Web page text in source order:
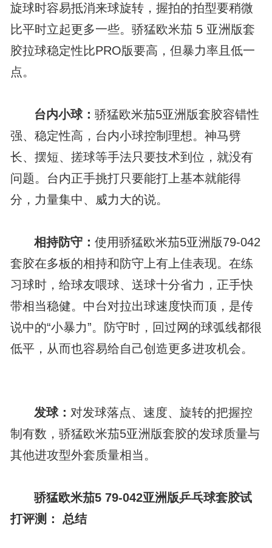
旋球时容易抵消来球旋转，握拍的拍型要稍微
比平时立起更多一些。骄猛欧米茄 5 亚洲版套
胶拉球稳定性比PRO版要高，但暴力率且低一
点。
台内小球：骄猛欧米茄5亚洲版套胶容错性
强、稳定性高，台内小球控制理想。神马劈
长、摆短、搓球等手法只要技术到位，就没有
问题。台内正手挑打只要能打上基本就能得
分，力量集中、威力大的说。
相持防守：使用骄猛欧米茄5亚洲版79-042
套胶在多板的相持和防守上有上佳表现。在练
习球时，给球友喂球、送球十分省力，正手快
带相当稳健。中台对拉出球速度快而顶，是传
说中的“小暴力”。防守时，回过网的球弧线都很
低平，从而也容易给自己创造更多进攻机会。
发球： 对发球落点、速度、旋转的把握控
制有数，骄猛欧米茄5亚洲版套胶的发球质量与
其他进攻型外套质量相当。
骄猛欧米茄5 79-042亚洲版乒乓球套胶试
打评测：
总结